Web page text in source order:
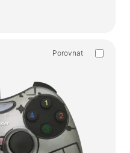
Porovnat